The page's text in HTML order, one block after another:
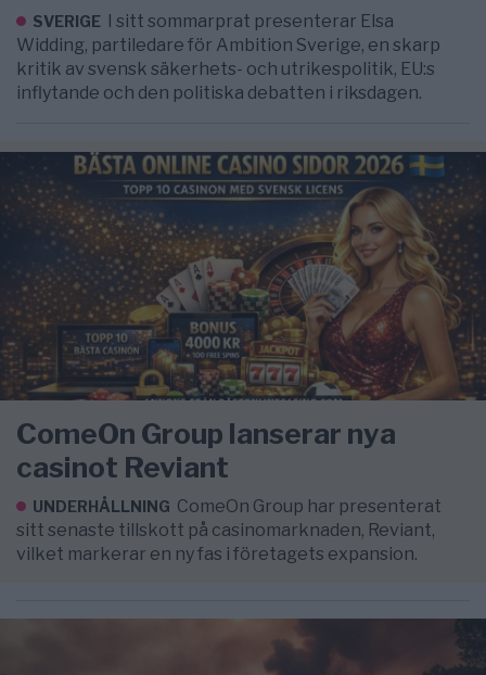
SVERIGE I sitt sommarprat presenterar Elsa
Widding, partiledare för Ambition Sverige, en skarp
kritik av svensk säkerhets- och utrikespolitik, EU:s
inflytande och den politiska debatten i riksdagen.
ComeOn Group lanserar nya
casinot Reviant
UNDERHÅLLNING ComeOn Group har presenterat
sitt senaste tillskott på casinomarknaden, Reviant,
vilket markerar en ny fas i företagets expansion.